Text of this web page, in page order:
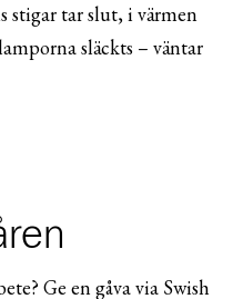
stigar tar slut, i värmen
släckts – väntar
Ge en gåva via Swish